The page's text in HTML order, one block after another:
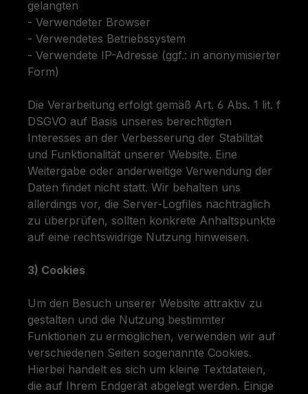
gelangten
- Verwendeter Browser
- Verwendetes Betriebssystem
- Verwendete IP-Adresse (ggf.: in anonymisierter
Form)
Die Verarbeitung erfolgt gemäß Art. 6 Abs. 1 lit. f
DSGVO auf Basis unseres berechtigten
Interesses an der Verbesserung der Stabilität
und Funktionalität unserer Website. Eine
Weitergabe oder anderweitige Verwendung der
Daten findet nicht statt. Wir behalten uns
allerdings vor, die Server-Logfiles nachträglich
zu überprüfen, sollten konkrete Anhaltspunkte
auf eine rechtswidrige Nutzung hinweisen.
3) Cookies
Um den Besuch unserer Website attraktiv zu
gestalten und die Nutzung bestimmter
Funktionen zu ermöglichen, verwenden wir auf
verschiedenen Seiten sogenannte Cookies.
Hierbei handelt es sich um kleine Textdateien,
die auf Ihrem Endgerät abgelegt werden. Einige